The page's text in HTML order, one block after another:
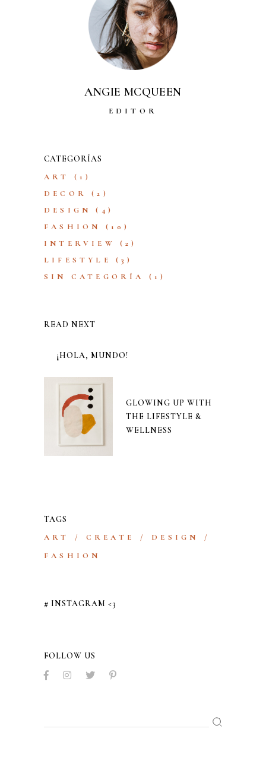
ANGIE MCQUEEN
EDITOR
CATEGORÍAS
ART
(1)
DECOR
(2)
DESIGN
(4)
FASHION
(10)
INTERVIEW
(2)
LIFESTYLE
(3)
SIN CATEGORÍA
(1)
READ NEXT
¡HOLA, MUNDO!
GLOWING UP WITH
THE LIFESTYLE &
WELLNESS
TAGS
ART CREATE
DESIGN
FASHION
# INSTAGRAM <3
FOLLOW US